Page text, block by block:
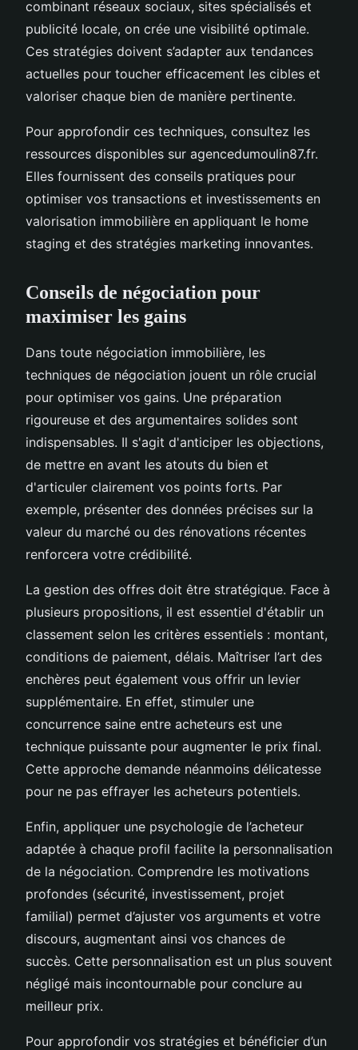
combinant réseaux sociaux, sites spécialisés et
publicité locale, on crée une visibilité optimale.
Ces stratégies doivent s’adapter aux tendances
actuelles pour toucher efficacement les cibles et
valoriser chaque bien de manière pertinente.
Pour approfondir ces techniques, consultez les
ressources disponibles sur agencedumoulin87.fr.
Elles fournissent des conseils pratiques pour
optimiser vos transactions et investissements en
valorisation immobilière en appliquant le home
staging et des stratégies marketing innovantes.
Conseils de négociation pour
maximiser les gains
Dans toute négociation immobilière, les
techniques de négociation jouent un rôle crucial
pour optimiser vos gains. Une préparation
rigoureuse et des argumentaires solides sont
indispensables. Il s'agit d'anticiper les objections,
de mettre en avant les atouts du bien et
d'articuler clairement vos points forts. Par
exemple, présenter des données précises sur la
valeur du marché ou des rénovations récentes
renforcera votre crédibilité.
La gestion des offres doit être stratégique. Face à
plusieurs propositions, il est essentiel d'établir un
classement selon les critères essentiels : montant,
conditions de paiement, délais. Maîtriser l’art des
enchères peut également vous offrir un levier
supplémentaire. En effet, stimuler une
concurrence saine entre acheteurs est une
technique puissante pour augmenter le prix final.
Cette approche demande néanmoins délicatesse
pour ne pas effrayer les acheteurs potentiels.
Enfin, appliquer une psychologie de l’acheteur
adaptée à chaque profil facilite la personnalisation
de la négociation. Comprendre les motivations
profondes (sécurité, investissement, projet
familial) permet d’ajuster vos arguments et votre
discours, augmentant ainsi vos chances de
succès. Cette personnalisation est un plus souvent
négligé mais incontournable pour conclure au
meilleur prix.
Pour approfondir vos stratégies et bénéficier d’un